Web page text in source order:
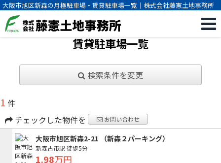
大阪市旭区新森の月極駐車場・賃貸駐車場一覧｜株式会社藤憲土地事務所
賃貸駐車場一覧
検索条件を変更
1 件
チェックした物件を
お問い合わせ
大阪市旭区新森2-21 （新森２パーキング）
新森古市駅 徒歩5分
1.98万円